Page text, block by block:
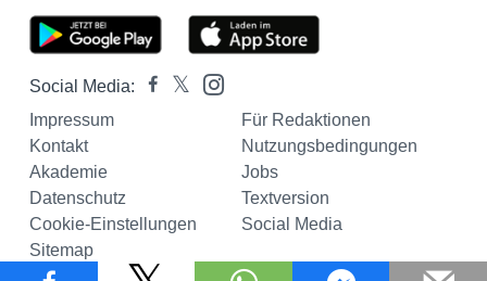
Social Media:
Impressum
Für Redaktionen
Kontakt
Nutzungsbedingungen
Akademie
Jobs
Datenschutz
Textversion
Cookie-Einstellungen
Social Media
Sitemap